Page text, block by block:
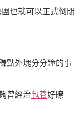
也就可以正式倒閉
點外塊分分鐘的事
曾經治包養好瞭